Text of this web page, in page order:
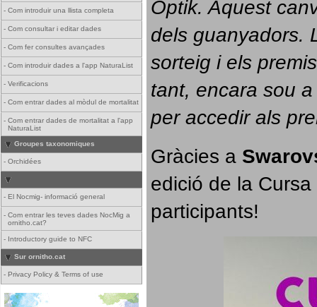
- Com introduir una llista completa
- Com consultar i editar dades
- Com fer consultes avançades
- Com introduir dades a l'app NaturaList
- Verificacions
- Com entrar dades al mòdul de mortalitat
- Com entrar dades de mortalitat a l'app
NaturaList
Groupes taxonomiques
- Orchidées
- El Nocmig- informació general
- Com entrar les teves dades NocMig a
ornitho.cat?
- Introductory guide to NFC
Sur ornitho.cat
- Privacy Policy & Terms of use
Optik. Aquest
dels guanyadors.
sorteig i els
tant, encara sou
per accedir als
Gràcies a
edició de la
participants!